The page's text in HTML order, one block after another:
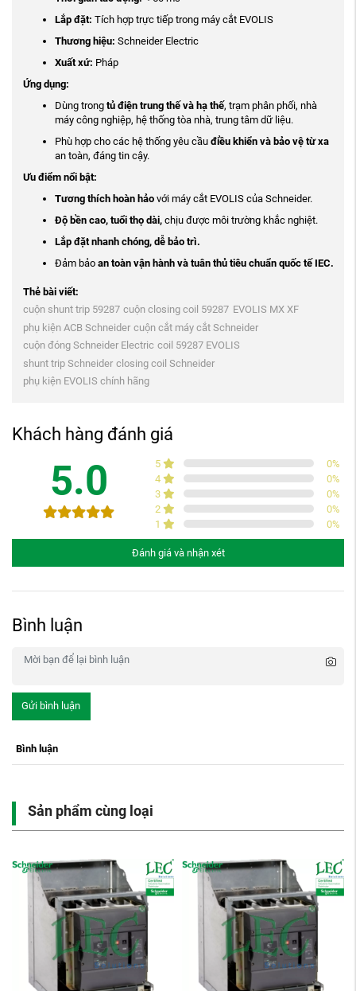
Lắp đặt: Tích hợp trực tiếp trong máy cắt EVOLIS
Thương hiệu: Schneider Electric
Xuất xứ: Pháp
Ứng dụng:
Dùng trong tủ điện trung thế và hạ thế, trạm phân phối, nhà
máy công nghiệp, hệ thống tòa nhà, trung tâm dữ liệu.
Phù hợp cho các hệ thống yêu cầu điều khiển và bảo vệ từ xa
an toàn, đáng tin cậy.
Ưu điểm nổi bật:
Tương thích hoàn hảovới máy cắt EVOLIS của Schneider.
Độ bền cao, tuổi thọ dài,chịu được môi trường khắc nghiệt.
Lắp đặt nhanh chóng, dễ bảo trì.
Đảm bảo an toàn vận hành và tuân thủ tiêu chuẩn quốc tế IEC.
Thẻ bài viết:
cuộn shunt trip 59287 cuộn closing coil 59287 EVOLIS MX XF
phụ kiện ACB Schneider cuộn cắt máy cắt Schneider
cuộn đóng Schneider Electric coil 59287 EVOLIS
shunt trip Schneider closing coil Schneider
phụ kiện EVOLIS chính hãng
Khách hàng đánh giá
5.0 5 0%
4
0%
3
0%
2
0%
1
0%
Đánh giá và nhận xét
Bình luận
Gửi bình luận
Bình luận
Sản phẩm cùng loại